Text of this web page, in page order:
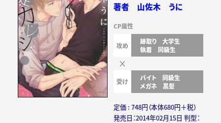
著者 山佐木 うに
CP属性
攻め 跡取り
大学生
執着
同級生
受け バイト
同級生
メガネ
黒髪
定価 : 748円（本体680円＋税）
発売日：2014年02月15日 判型：